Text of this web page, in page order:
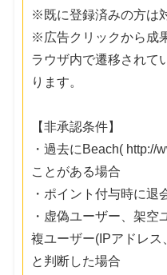
※既に登録済みの方は
※広告クリックから成
ラウザ内で遷移されて
ります。
【非承認条件】
・過去にBeach( http://
ことがある場合
・ポイント付与時に退
・虚偽ユーザー、架
複ユーザー(IPアドレ
と判断した場合